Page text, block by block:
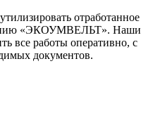
отработанное
«ЭКОУМВЕЛЬТ». Наши
все работы оперативно, с
документов.